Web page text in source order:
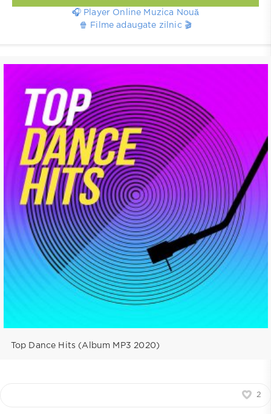
🎧 Player Online Muzica Nouă
🍿 Filme adaugate zilnic 🎬
Top Dance Hits (Album MP3 2020)
2